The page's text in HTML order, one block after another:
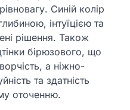
Синій колір
інтуїцією та
рішення. Також
бірюзового, що
а ніжно-
та здатність
оточенню.